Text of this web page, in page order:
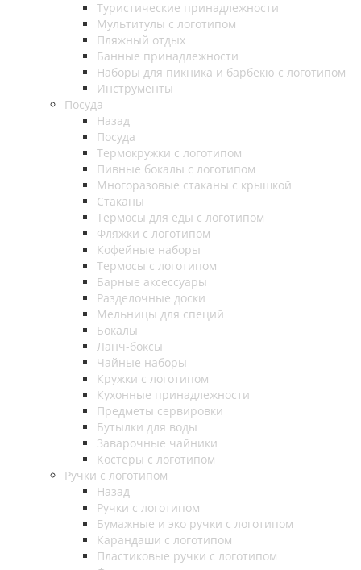
Туристические принадлежности
Мультитулы с логотипом
Пляжный отдых
Банные принадлежности
Наборы для пикника и барбекю с логотипом
Инструменты
Посуда
Назад
Посуда
Термокружки с логотипом
Пивные бокалы с логотипом
Многоразовые стаканы с крышкой
Стаканы
Термосы для еды с логотипом
Фляжки с логотипом
Кофейные наборы
Термосы с логотипом
Барные аксессуары
Разделочные доски
Мельницы для специй
Бокалы
Ланч-боксы
Чайные наборы
Кружки с логотипом
Кухонные принадлежности
Предметы сервировки
Бутылки для воды
Заварочные чайники
Костеры с логотипом
Ручки с логотипом
Назад
Ручки с логотипом
Бумажные и эко ручки с логотипом
Карандаши с логотипом
Пластиковые ручки с логотипом